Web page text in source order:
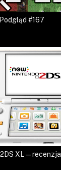
#167
XL — recenzja